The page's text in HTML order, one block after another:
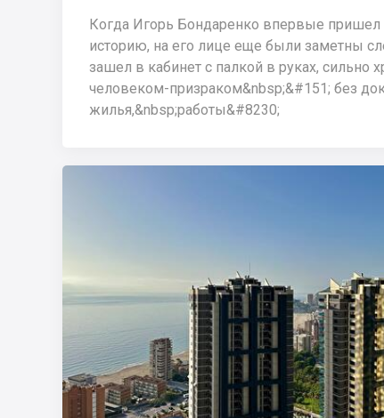
Когда Игорь Бондаренко впервые пришел
историю, на его лице еще были заметны
зашел в кабинет с палкой в руках, сильно
человеком-призраком&nbsp;&#151; без
жилья,&nbsp;работы&#8230;